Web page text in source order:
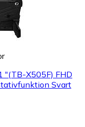
"(TB-X505F) FHD
Svart